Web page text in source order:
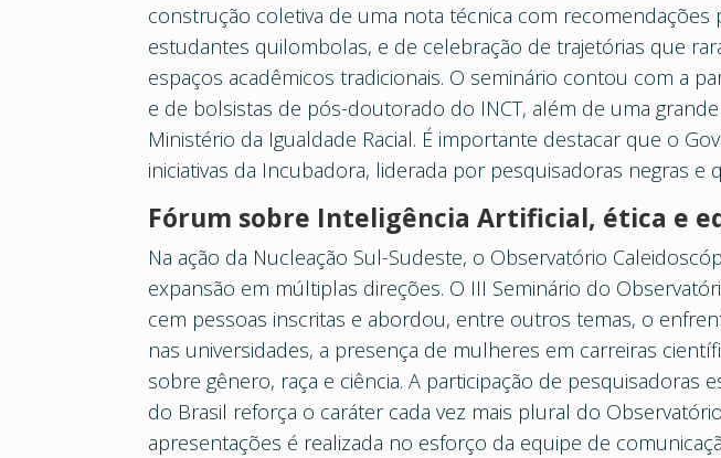
construção coletiva de uma nota técnica com recomendações
estudantes quilombolas, e de celebração de trajetórias que
espaços acadêmicos tradicionais. O seminário contou com a
e de bolsistas de pós-doutorado do INCT, além de uma
Ministério da Igualdade Racial. É importante destacar que o
iniciativas da Incubadora, liderada por pesquisadoras negras e
Fórum sobre Inteligência Artificial, ética e
Na ação da Nucleação Sul-Sudeste, o Observatório
expansão em múltiplas direções. O III Seminário do
cem pessoas inscritas e abordou, entre outros temas, o
nas universidades, a presença de mulheres em carreiras
sobre gênero, raça e ciência. A participação de pesquisadoras
do Brasil reforça o caráter cada vez mais plural do
apresentações é realizada no esforço da equipe de